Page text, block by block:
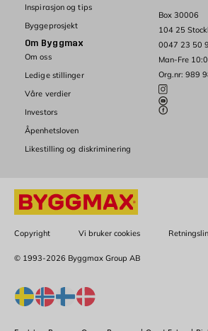
Box 30006
104 25
0047 23 50
Man-Fre
Org.nr: 989
Inspirasjon og tips
Byggeprosjekt
Om Byggmax
Om oss
Ledige stillinger
Våre verdier
Investors
Åpenhetsloven
Likestilling og diskriminering
Copyright Vi bruker cookies
© 1993-2026 Byggmax Group AB